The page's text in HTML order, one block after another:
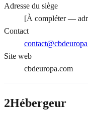
Adresse du siège
[À compléter —
Contact
Site web
cbdeuropa.com
2Hébergeur